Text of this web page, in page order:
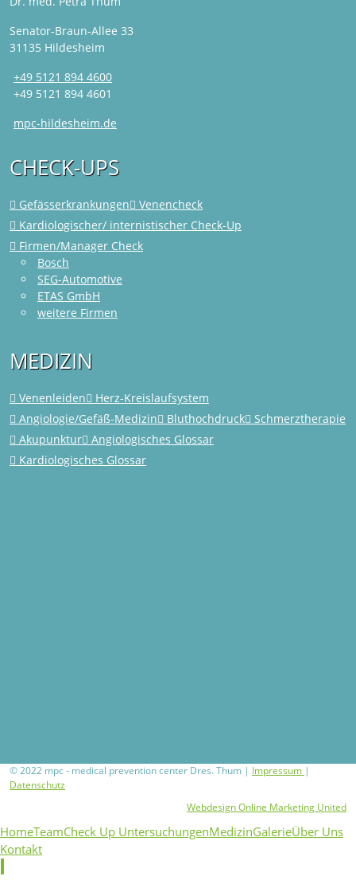
Senator-Braun-Allee 33
31135 Hildesheim
+49 5121 894 4600
+49 5121 894 4601
mpc-hildesheim.de
CHECK-UPS
Gefässerkrankungen
Venencheck
Kardiologischer/ internistischer Check-Up
Firmen/Manager Check
Bosch
SEG-Automotive
ETAS GmbH
weitere Firmen
MEDIZIN
Venenleiden
Herz-Kreislaufsystem
Angiologie/Gefäß-Medizin
Bluthochdruck
Schmerztherapie
Akupunktur
Angiologisches Glossar
Kardiologisches Glossar
© 2022 mpc - medical prevention center Dres. Thum | Impressum |
Datenschutz
Webdesign Online Marketing United
HomeTeamCheck Up UntersuchungenMedizinGalerieÜber Uns
Kontakt